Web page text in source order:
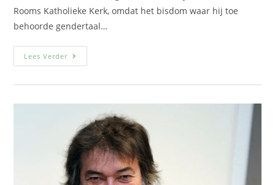
Rooms Katholieke Kerk, omdat het bisdom waar hij toe
behoorde gendertaal…
Lees Verder